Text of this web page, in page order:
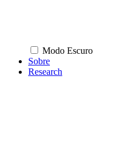
Modo Escuro
Sobre
Research